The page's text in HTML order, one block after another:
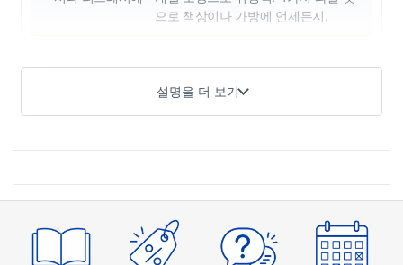
으로 책상이나 가방에 언제든지.
칼로리를 조절하는 분, 다이어트를 의식하는 분, 건강 지향 분께
추천하는 제품으로 2021년 8월 주식회사 하버 연구소에서 발
설명을 더 보기